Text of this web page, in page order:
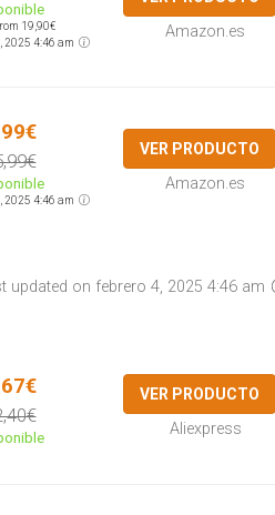
19,90€
2025 4:46 am
Amazon.es
2025 4:46 am
VER PRODUCTO
Amazon.es
updated on febrero 4, 2025 4:46 am
VER PRODUCTO
Aliexpress